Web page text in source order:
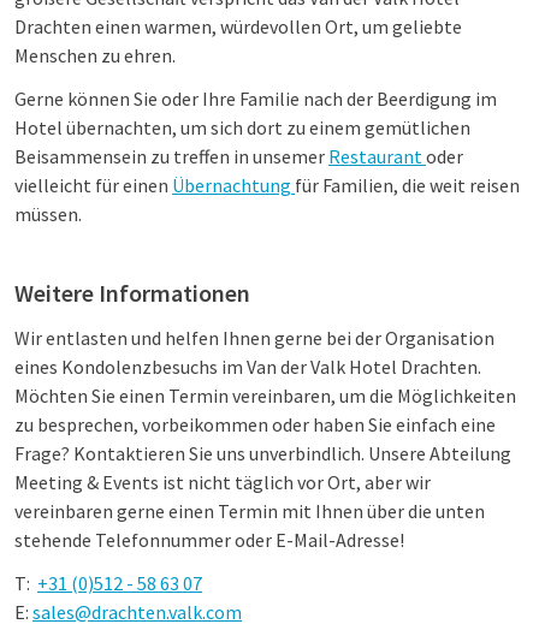
Drachten einen warmen, würdevollen Ort, um geliebte
Menschen zu ehren.
Gerne können Sie oder Ihre Familie nach der Beerdigung im
Hotel übernachten, um sich dort zu einem gemütlichen
Beisammensein zu treffen in unsemer Restaurantoder
vielleicht für einen Übernachtung für Familien, die weit reisen
müssen.
Weitere Informationen
Wir entlasten und helfen Ihnen gerne bei der Organisation
eines Kondolenzbesuchs im Van der Valk Hotel Drachten.
Möchten Sie einen Termin vereinbaren, um die Möglichkeiten
zu besprechen, vorbeikommen oder haben Sie einfach eine
Frage? Kontaktieren Sie uns unverbindlich. Unsere Abteilung
Meeting & Events ist nicht täglich vor Ort, aber wir
vereinbaren gerne einen Termin mit Ihnen über die unten
stehende Telefonnummer oder E-Mail-Adresse!
T: +31 (0)512 - 58 63 07
E: sales@drachten.valk.com